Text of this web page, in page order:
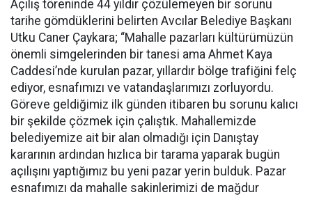
Açılış töreninde 44 yıldır çözülemeyen bir sorunu
tarihe gömdüklerini belirten Avcılar Belediye Başkanı
Utku Caner Çaykara; “Mahalle pazarları kültürümüzün
önemli simgelerinden bir tanesi ama Ahmet Kaya
Caddesi’nde kurulan pazar, yıllardır bölge trafiğini felç
ediyor, esnafımızı ve vatandaşlarımızı zorluyordu.
Göreve geldiğimiz ilk günden itibaren bu sorunu kalıcı
bir şekilde çözmek için çalıştık. Mahallemizde
belediyemize ait bir alan olmadığı için Danıştay
kararının ardından hızlıca bir tarama yaparak bugün
açılışını yaptığımız bu yeni pazar yerin bulduk. Pazar
esnafımızı da mahalle sakinlerimizi de mağdur